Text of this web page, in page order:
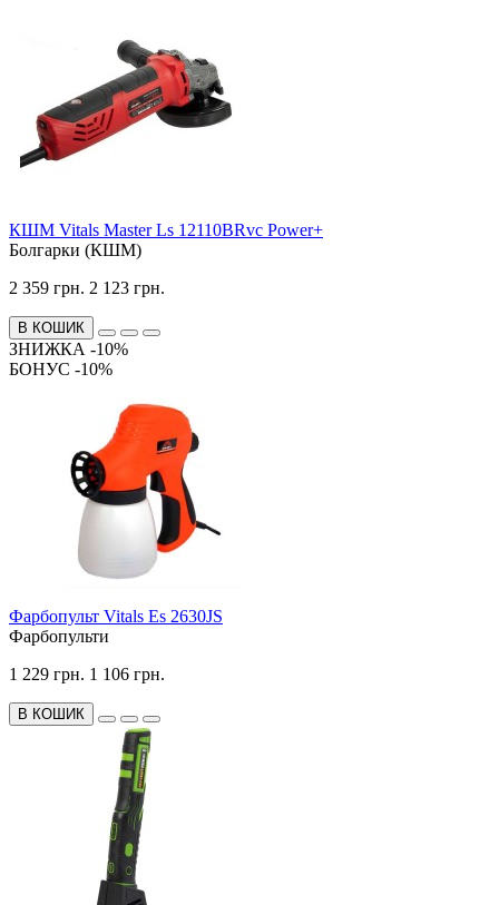
КШМ Vitals Master Ls 12110BRvc Power+
Болгарки (КШМ)
2 359 грн. 2 123 грн.
В КОШИК
ЗНИЖКА -10%
БОНУС -10%
Фарбопульт Vitals Es 2630JS
Фарбопульти
1 229 грн. 1 106 грн.
В КОШИК